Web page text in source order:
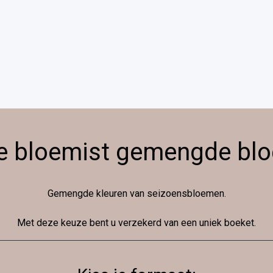
bloemist gemengde
Gemengde kleuren van seizoensbloemen.
Met deze keuze bent u verzekerd van een uniek boeket.